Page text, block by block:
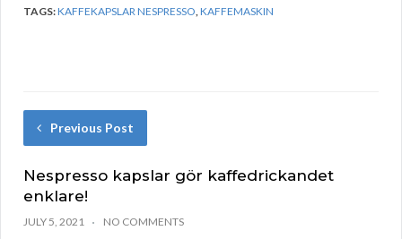
TAGS:KAFFEKAPSLAR NESPRESSO,KAFFEMASKIN
Previous Post
Nespresso kapslar gör kaffedrickandet
enklare!
JULY 5, 2021 NO COMMENTS